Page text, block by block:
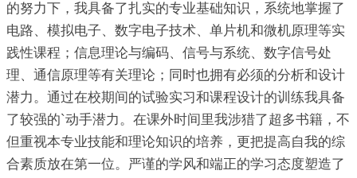
的努力下，我具备了扎实的专业基础知识，系统地掌握了
电路、模拟电子、数字电子技术、单片机和微机原理等实
践性课程；信息理论与编码、信号与系统、数字信号处
理、通信原理等有关理论；同时也拥有必须的分析和设计
潜力。通过在校期间的试验实习和课程设计的训练我具备
了较强的`动手潜力。在课外时间里我涉猎了超多书籍，不
但重视本专业技能和理论知识的培养，更把提高自我的综
合素质放在第一位。严谨的学风和端正的学习态度塑造了